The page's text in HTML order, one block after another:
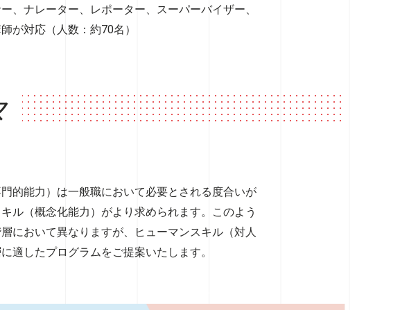
、ナレーター、レポーター、スーパーバイザー、
が対応（人数：約70名）
的能力）は一般職において必要とされる度合いが
ル（概念化能力）がより求められます。このよう
において異なりますが、ヒューマンスキル（対人
適したプログラムをご提案いたします。